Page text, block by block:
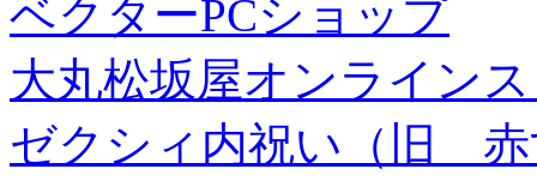
ベクターPCショップ
大丸松坂屋オンライン
ゼクシィ内祝い（旧 赤